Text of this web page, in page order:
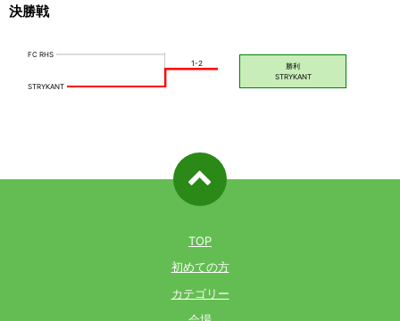
決勝戦
TOP
初めての方
カテゴリー